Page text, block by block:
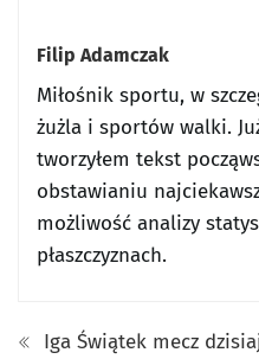
Filip Adamczak
Miłośnik sportu, w
żużla i sportów walki.
tworzyłem tekst
obstawianiu
możliwość analizy
płaszczyznach.
Iga Świątek mecz